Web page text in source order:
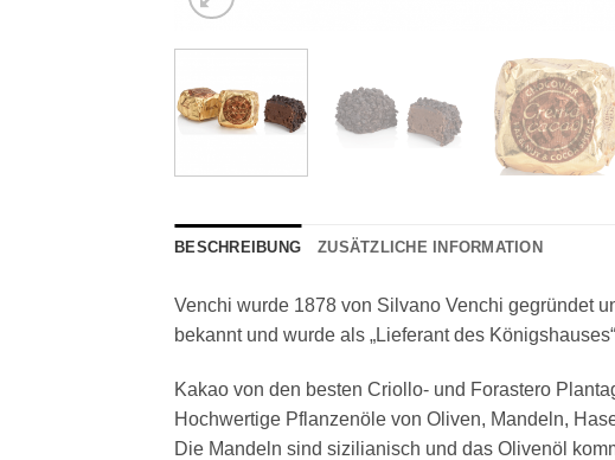
BESCHREIBUNG ZUSÄTZLICHE INFORMATION
Venchi wurde 1878 von Silvano Venchi gegründet
bekannt und wurde als „Lieferant des
Kakao von den besten Criollo- und Forastero
Hochwertige Pflanzenöle von Oliven, Mandeln,
Die Mandeln sind sizilianisch und das Olivenöl